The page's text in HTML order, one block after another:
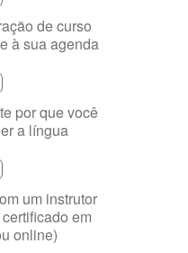
de curso
por que você
um instrutor
em